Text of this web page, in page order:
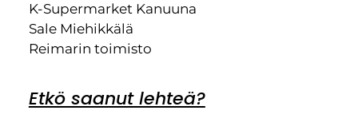
K-Supermarket Kanuuna
Sale Miehikkälä
Reimarin toimisto
Etkö saanut lehteä?